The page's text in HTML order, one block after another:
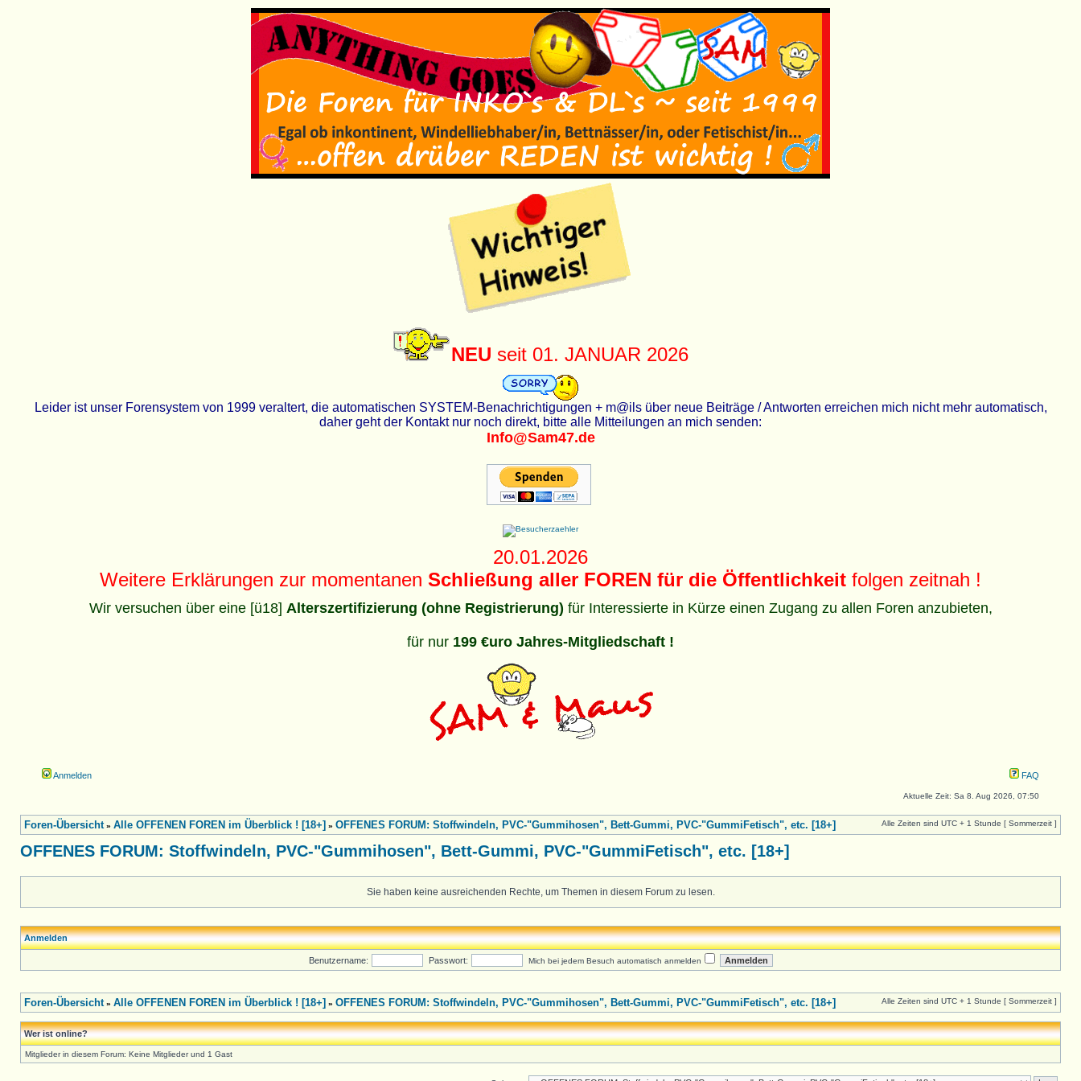
NEU seit 01. JANUAR 2026
Leider ist unser Forensystem von 1999 veraltert, die automatischen SYSTEM-Benachrichtigungen + m@ils über neue Beiträge / Antworten erreichen mich nicht mehr automatisch,
daher geht der Kontakt nur noch direkt, bitte alle Mitteilungen an mich senden:
Info@Sam47.de
20.01.2026
Weitere Erklärungen zur momentanen Schließung aller FOREN für die Öffentlichkeit folgen zeitnah !
Wir versuchen über eine [ü18] Alterszertifizierung (ohne Registrierung) für Interessierte in Kürze einen Zugang zu allen Foren anzubieten,
für nur 199 €uro Jahres-Mitgliedschaft !
Anmelden FAQ
Aktuelle Zeit: Sa 8. Aug 2026, 07:50
Foren-Übersicht» Alle OFFENEN FOREN im Überblick ! [18+] » OFFENES FORUM: Stoffwindeln, PVC-"Gummihosen", Bett-Gummi, PVC-"GummiFetisch", etc. [18+] Alle Zeiten sind UTC + 1 Stunde [ Sommerzeit ]
OFFENES FORUM: Stoffwindeln, PVC-"Gummihosen", Bett-Gummi, PVC-"GummiFetisch", etc. [18+]
Sie haben keine ausreichenden Rechte, um Themen in diesem Forum zu lesen.
Anmelden
Benutzername: Passwort: Mich bei jedem Besuch automatisch anmelden
Foren-Übersicht» Alle OFFENEN FOREN im Überblick ! [18+] » OFFENES FORUM: Stoffwindeln, PVC-"Gummihosen", Bett-Gummi, PVC-"GummiFetisch", etc. [18+] Alle Zeiten sind UTC + 1 Stunde [ Sommerzeit ]
Wer ist online?
Mitglieder in diesem Forum: Keine Mitglieder und 1 Gast